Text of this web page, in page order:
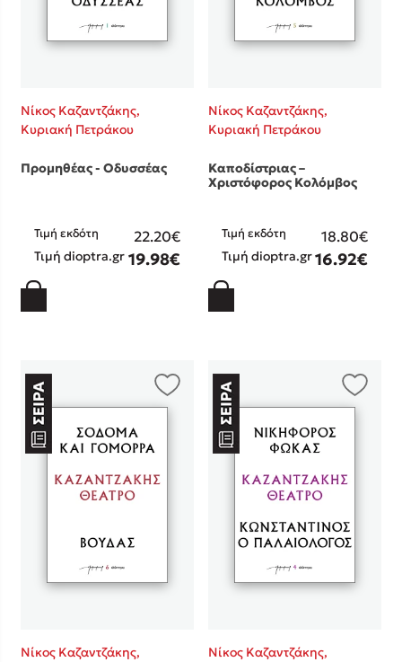
Νίκος Καζαντζάκης,
Κυριακή Πετράκου
Προμηθέας - Οδυσσέας
Τιμή εκδότη 22.20€
Τιμή dioptra.gr 19.98€
Νίκος Καζαντζάκης,
Κυριακή Πετράκου
Καποδίστριας –
Χριστόφορος Κολόμβος
Τιμή εκδότη 18.80€
Τιμή dioptra.gr16.92€
Νίκος Καζαντζάκης,
Νίκος Καζαντζάκης,